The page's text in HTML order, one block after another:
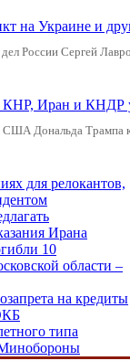
на Украине и
России Сергей
КНР, Иран и
Дональда Трампа к
для релокантов,
Ирана
10
области –
на кредиты
типа